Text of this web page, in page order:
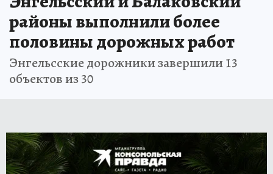
районы выполнили более
половины дорожных работ
Энгельсские дорожники завершили 13
объектов из 30